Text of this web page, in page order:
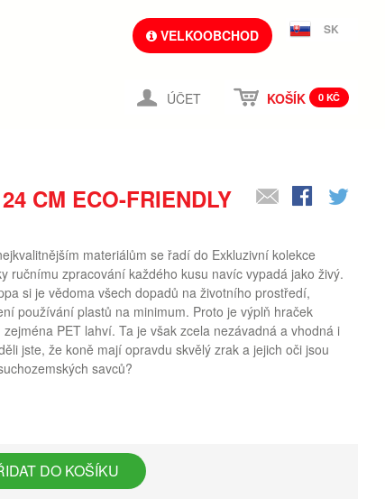
VELKOOBCHOD SK
ÚČET KOŠÍK 0 KČ
CM ECO-FRIENDLY
materiálům se řadí do Exkluzivní kolekce
ručnímu zpracování každého kusu navíc vypadá jako živý.
si je vědoma všech dopadů na životního prostředí,
používání plastů na minimum. Proto je výplň hraček
PET lahví. Ta je však zcela nezávadná a vhodná i
jste, že koně mají opravdu skvělý zrak a jejich oči jsou
savců?
DO KOŠÍKU